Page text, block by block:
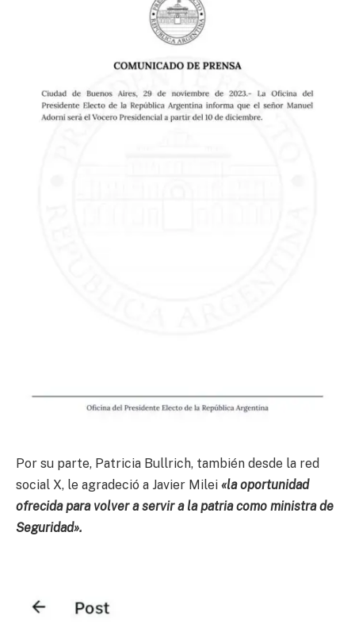
Por su parte, Patricia Bullrich, también desde la red
social X, le agradeció a Javier Milei «la oportunidad
ofrecida para volver a servir a la patria como ministra de
Seguridad».